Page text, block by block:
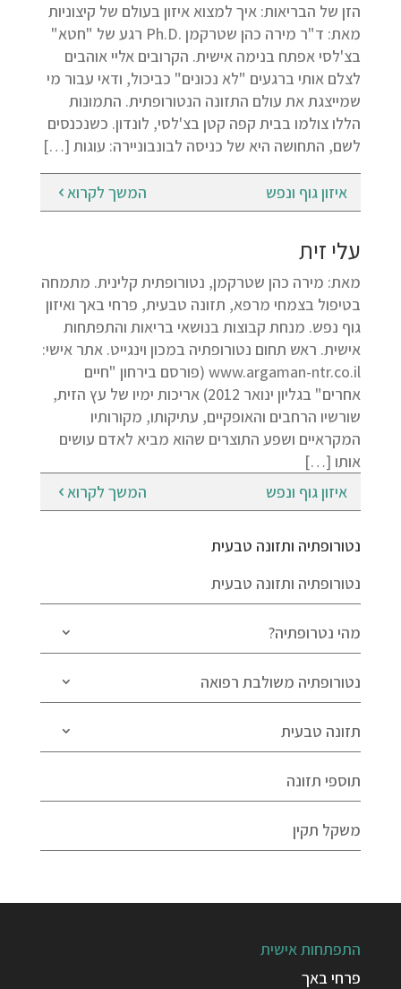
הזן של הבריאות: איך למצוא איזון בעולם של קיצוניות
מאת: ד"ר מירה כהן שטרקמן .Ph.D רגע של "חטא"
בצ'לסי אפתח בנימה אישית. הקרובים אליי אוהבים
לצלם אותי ברגעים "לא נכונים" כביכול, ודאי עבור מי
שמייצגת את עולם התזונה הנטורופתית. התמונות
הללו צולמו בבית קפה קטן בצ'לסי, לונדון. כשנכנסים
לשם, התחושה היא של כניסה לבונבוניירה: עוגות […]
איזון גוף ונפש המשך לקרוא
עלי זית
מאת: מירה כהן שטרקמן, נטורופתית קלינית. מתמחה
בטיפול בצמחי מרפא, תזונה טבעית, פרחי באך ואיזון
גוף נפש. מנחת קבוצות בנושאי בריאות והתפתחות
אישית. ראש תחום נטורופתיה במכון וינגייט. אתר אישי:
www.argaman-ntr.co.il (פורסם בירחון "חיים
אחרים" בגליון ינואר 2012) אריכות ימיו של עץ הזית,
שורשיו הרחבים והאופקיים, עתיקותו, מקורותיו
המקראיים ושפע התוצרים שהוא מביא לאדם עושים
אותו […]
איזון גוף ונפש
המשך לקרוא
נטורופתיה ותזונה טבעית
נטורופתיה ותזונה טבעית
מהי נטרופתיה?
נטורופתיה משולבת רפואה
תזונה טבעית
תוספי תזונה
משקל תקין
התפתחות אישית
פרחי באך